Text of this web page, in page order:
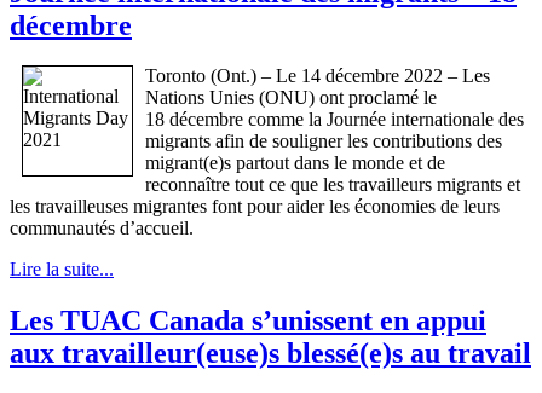
décembre
Toronto (Ont.) – Le 14 décembre 2022 – Les
Nations Unies (ONU) ont proclamé le
18 décembre comme la Journée internationale des
migrants afin de souligner les contributions des
migrant(e)s partout dans le monde et de
reconnaître tout ce que les travailleurs migrants et
les travailleuses migrantes font pour aider les économies de leurs
communautés d’accueil.
Lire la suite...
Les TUAC Canada s’unissent en appui
aux travailleur(euse)s blessé(e)s au travail